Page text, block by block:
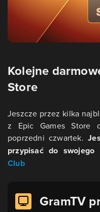
Kolejne
Store
Jeszcze przez kilka
z Epic Games Store
poprzedni czwartek.
przypisać do swojego
Club
GramTV